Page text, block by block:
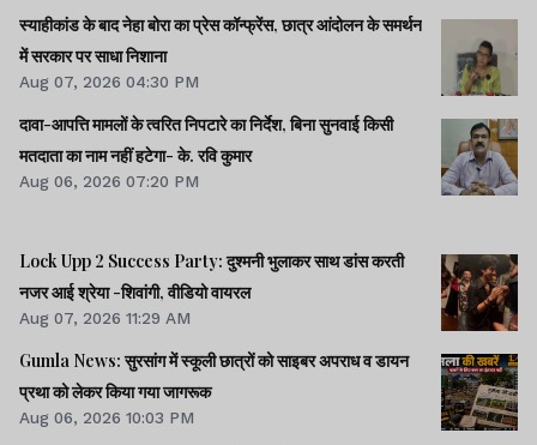
स्याहीकांड के बाद नेहा बोरा का प्रेस कॉन्फ्रेंस, छात्र आंदोलन के समर्थन
में सरकार पर साधा निशाना
Aug 07, 2026 04:30 PM
दावा-आपत्ति मामलों के त्वरित निपटारे का निर्देश, बिना सुनवाई किसी
मतदाता का नाम नहीं हटेगा- के. रवि कुमार
Aug 06, 2026 07:20 PM
Lock Upp 2 Success Party: दुश्मनी भुलाकर साथ डांस करती
नजर आई श्रेया -शिवांगी, वीडियो वायरल
Aug 07, 2026 11:29 AM
Gumla News: सुरसांग में स्कूली छात्रों को साइबर अपराध व डायन
प्रथा को लेकर किया गया जागरूक
Aug 06, 2026 10:03 PM